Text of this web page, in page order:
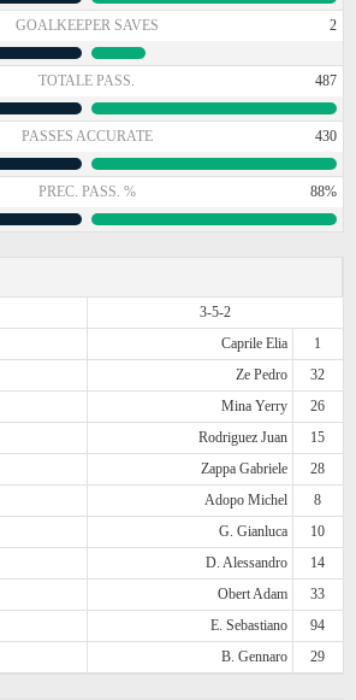
GOALKEEPER SAVES 2
TOTALE PASS. 487
PASSES ACCURATE 430
PREC. PASS. % 88%
3-5-2
Caprile Elia
1
Ze Pedro
32
Mina Yerry
26
Rodriguez Juan
15
Zappa Gabriele
28
Adopo Michel
8
G. Gianluca
10
D. Alessandro
14
Obert Adam
33
E. Sebastiano
94
B. Gennaro 29